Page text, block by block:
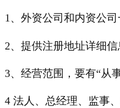
1、外资公司和内资公
2、提供注册地址详细
3、经营范围，要有“从
4 法人、总经理、监事